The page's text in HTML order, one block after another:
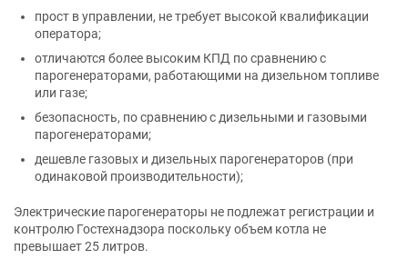
прост в управлении, не требует высокой квалификации
оператора;
отличаются более высоким КПД по сравнению с
парогенераторами, работающими на дизельном топливе
или газе;
безопасность, по сравнению с дизельными и газовыми
парогенераторами;
дешевле газовых и дизельных парогенераторов (при
одинаковой производительности);
Электрические парогенераторы не подлежат регистрации и
контролю Гостехнадзора поскольку объем котла не
превышает 25 литров.